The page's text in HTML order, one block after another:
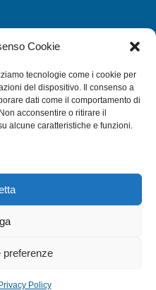
Cookie
tecnologie come i cookie per
del dispositivo. Il consenso a
dati come il comportamento di
acconsentire o ritirare il
alcune caratteristiche e funzioni.
preferenze
Policy